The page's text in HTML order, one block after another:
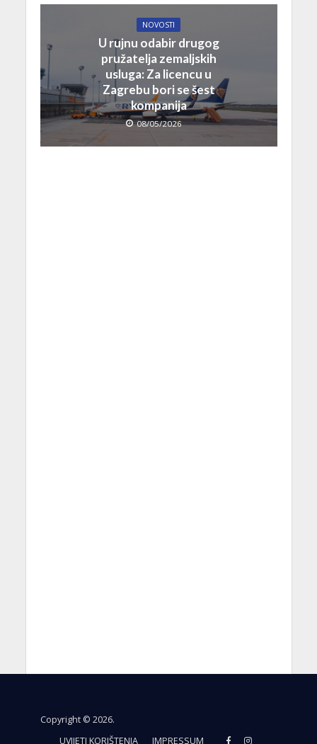
NOVOSTI
U rujnu odabir drugog
pružatelja zemaljskih
usluga: Za licencu u
Zagrebu bori se šest
kompanija
08/05/2026
Copyright © 2026.
UVIJETI KORIŠTENJA
IMPRESSUM